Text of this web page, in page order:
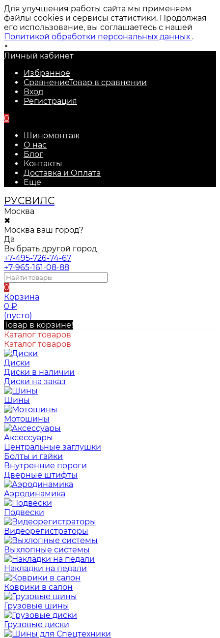
Для улучшения работы сайта мы применяем
файлы cookies и сервисы статистики. Продолжая
его использование, вы соглашаетесь с нашей
Политикой обработки персональных данных .
×
Личный кабинет
Избранное
СравнениеТовар в сравнении
Вход
Регистрация
0
Шиномонтаж
О нас
Блог
Контакты
Доставка и Оплата
Еще
РУСВИЛС
Москва
✖
Москва ваш город?
Да
Выбрать другой город
+7-495-726-74-67
+7-965-161-08-88
0
Корзина
0 ₽
(пусто)
Товар в корзине!
Каталог товаров
Каталог товаров
Диски
Диски в наличии
Диски на заказ
Шины
Мотошины
Аксессуары
Центральные заглушки
Болты и гайки
Внутренние пороги
Дверные штифты
Аэродинамика
Подвески
Видеорегистраторы
Выхлопные системы
Накладки на педали
Коврики в салон
Грузовые шины
Грузовые диски